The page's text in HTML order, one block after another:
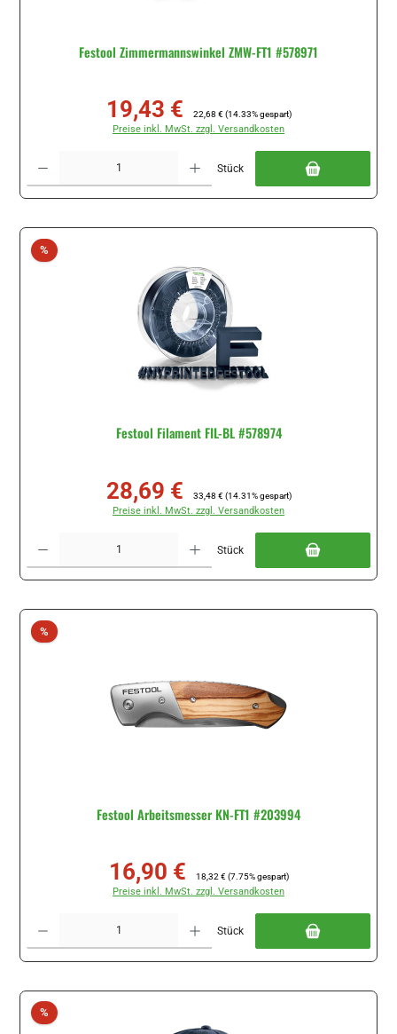
Festool Zimmermannswinkel ZMW-FT1 #578971
Verkaufspreis:
19,43 € 22,68 € (14.33% gespart)
Preise inkl. MwSt. zzgl. Versandkosten
Stück
%Rabatt
Festool Filament FIL-BL #578974
Verkaufspreis:
28,69 € 33,48 € (14.31% gespart)
Preise inkl. MwSt. zzgl. Versandkosten
Stück
%Rabatt
Festool Arbeitsmesser KN-FT1 #203994
Verkaufspreis:
16,90 € 18,32 € (7.75% gespart)
Preise inkl. MwSt. zzgl. Versandkosten
Stück
%Rabatt